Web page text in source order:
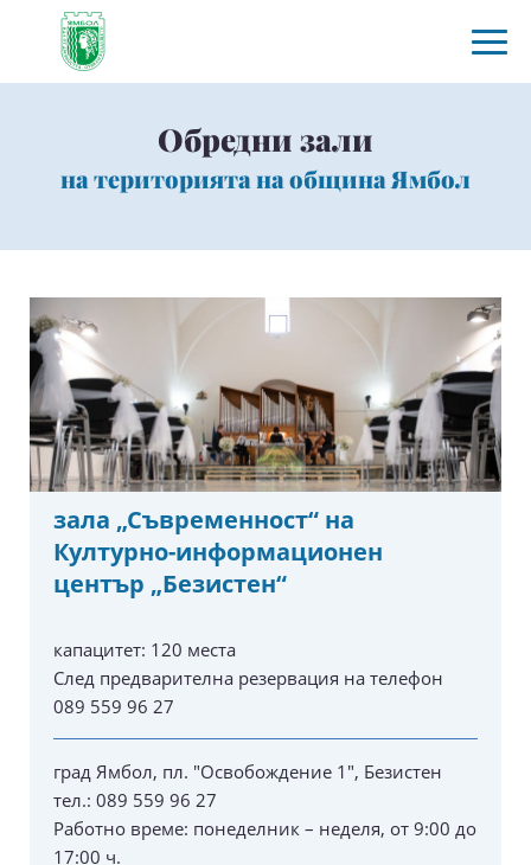
Обредни зали
на територията на община Ямбол
зала „Съвременност“ на
Културно-информационен
център „Безистен“
капацитет: 120 места
След предварителна резервация на телефон
089 559 96 27
град Ямбол, пл. "Освобождение 1", Безистен
тел.: 089 559 96 27
Работно време: понеделник – неделя, от 9:00 до
17:00 ч.